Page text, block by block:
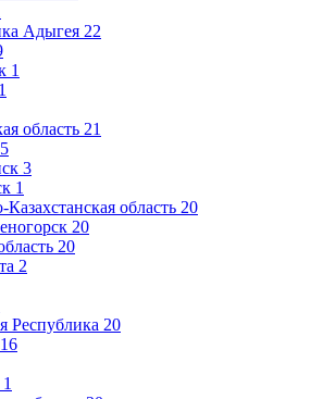
Адыгея 22
1
область 21
3
1
область 20
20
20
2
Республика 20
16
1